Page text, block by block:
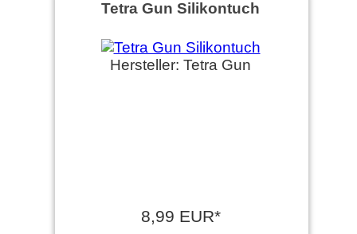
Tetra Gun Silikontuch
Hersteller: Tetra Gun
8,99 EUR*